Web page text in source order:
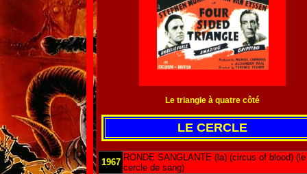
Le triangle à quatre côté
LE CERCLE
1967 RONDE SANGLANTE (la) (circus of blood) (le
cercle de sang)